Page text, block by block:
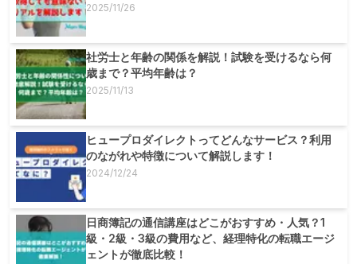
2025/11/26
社労士と年齢の関係を解説！試験を受けるなら何
歳まで？平均年齢は？
2025/11/13
ヒュープロダイレクトってどんなサービス？利用
のながれや特徴について解説します！
2024/12/24
日商簿記の通信講座はどこがおすすめ・人気？1
級・2級・3級の費用など、経理特化の転職エージ
ェントが徹底比較！